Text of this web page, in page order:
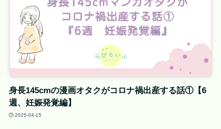
身長145cmの漫画オタクがコロナ禍出産する話①【6
週、妊娠発覚編】
2025-04-15